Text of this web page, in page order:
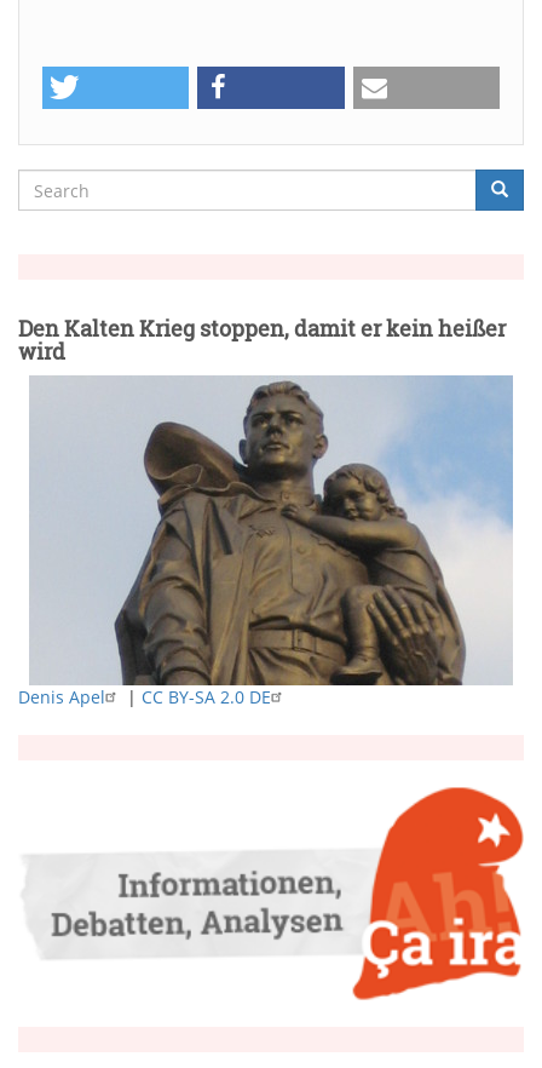
Suche
Search
Den Kalten Krieg stoppen, damit er kein heißer
wird
Denis Apel | CC BY-SA 2.0 DE